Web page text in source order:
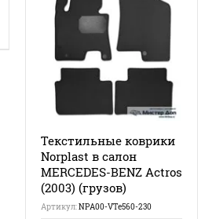
Текстильные коврики
Norplast в салон
MERCEDES-BENZ Actros
(2003) (грузов)
Артикул:NPA00-VTe560-230